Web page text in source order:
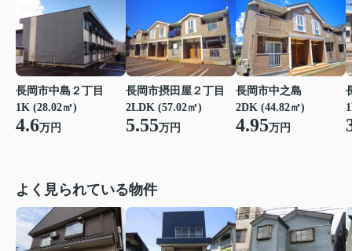
長岡市中島２丁目
1K (28.02㎡)
4.6万円
長岡市摂田屋２丁目
2LDK (57.02㎡)
5.55万円
長岡市中之島
2DK (44.82㎡)
4.95万円
よく見られている物件